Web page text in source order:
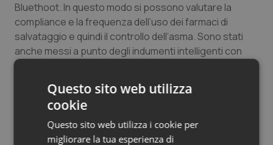
Tumore ovarico
Tumori del Polmone & Testa Collo
Ulcera & Reflusso
Vaccini
Bluethoot. In questo modo si possono valutare la
compliance e la frequenza dell’uso dei farmaci di
salvataggio e quindi il controllo dell’asma. Sono stati
anche messi a punto degli indumenti intelligenti con
sensori integrati per monitorare la tosse e la
Pediatrics 2019
Will Boggs
Questo sito web utilizza
cookie
Questo sito web utilizza i cookie per
migliorare la tua esperienza di